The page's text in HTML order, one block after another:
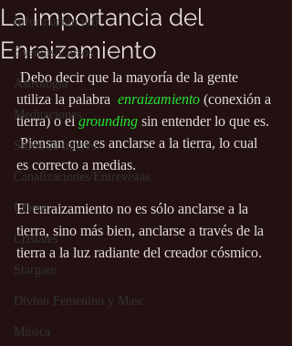
Información útil
Eventos/Cursos
Astrología
Meditaciones
Sitios de interés
Canalizaciones/Entrevistas
Libros
Cristales
Stargate
Divino Femenino y Masc.
Música
La importancia del
Enraizamiento
Debo decir que la mayoría de la gente
utiliza la palabra enraizamiento (conexión a
tierra) o el grounding sin entender lo que es.
Piensan que es anclarse a la tierra, lo cual
es correcto a medias.
El enraizamiento no es sólo anclarse a la
tierra, sino más bien, anclarse a través de la
tierra a la luz radiante del creador cósmico.